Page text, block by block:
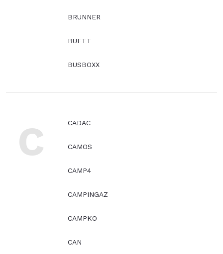
BRUNNER
BUETT
BUSBOXX
C CADAC
CAMOS
CAMP4
CAMPINGAZ
CAMPKO
CAN